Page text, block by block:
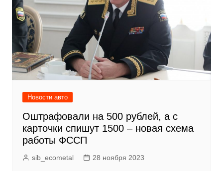
Новости авто
Оштрафовали на 500 рублей, а с
карточки спишут 1500 – новая схема
работы ФССП
sib_ecometal 28 ноября 2023